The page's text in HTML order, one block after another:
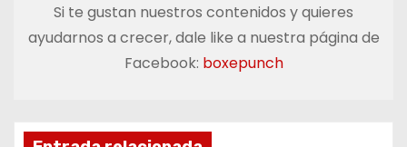
a
Si te gustan nuestros contenidos y quieres
ayudarnos a crecer, dale like a nuestra página de
Facebook: boxepunch